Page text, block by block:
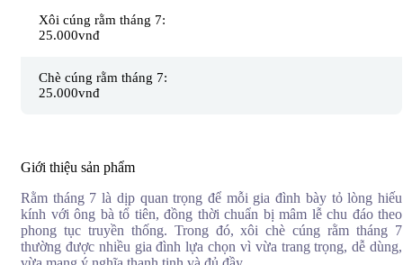
Mâm Cúng Kiến Tường cung cấp xôi chè cúng rằm tháng 7 chất
lượng dành cho các gia đình, cửa hàng và công ty đang cần chuẩn
ngày, chọn nguyên liệu kỹ, đảm bảo hạt xôi dẻo thơm, chè có vị
ngọt vừa phải, trình bày sạch đẹp và trang nghiêm khi đặt lên bàn
trong mâm cúng rằm tháng 7. Khách hàng có thể đặt số lượng theo
sắp xếp mâm cúng sao cho gọn gàng, đúng ý nghĩa.
Với kinh nghiệm chuẩn bịmâm cúng trọn góicho nhiều dịp lễ cúng
truyền thống, Mâm Cúng Kiến Tường luôn chú trọng sự chỉn chu
Xôi cúng rằm tháng 7:
25.000vnđ
Chè cúng rằm tháng 7:
25.000vnđ
Giới thiệu sản phẩm
Rằm tháng 7 là dịp quan trọng để mỗi gia đình bày tỏ lòng hiếu
kính với ông bà tổ tiên, đồng thời chuẩn bị mâm lễ chu đáo theo
phong tục truyền thống. Trong đó, xôi chè cúng rằm tháng 7
thường được nhiều gia đình lựa chọn vì vừa trang trọng, dễ dùng,